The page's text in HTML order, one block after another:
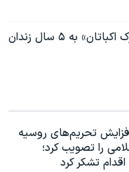
۵ سال زندان
تحریم‌های روسیه
را تصویب کرد؛
تشکر کرد